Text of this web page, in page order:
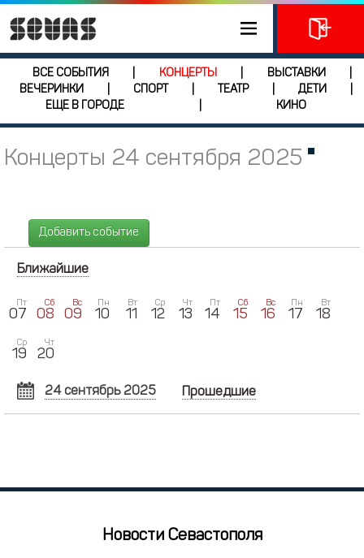
ВСЕ СОБЫТИЯ КОНЦЕРТЫ ВЫСТАВКИ
ВЕЧЕРИНКИ
СПОРТ ТЕАТР ДЕТИ
ЕЩЕ В ГОРОДЕ
КИНО
Концерты 24 сентября 2025
Добавить событие
Ближайшие
Пт
07
Сб
08
Вс
09
Пн
10
Вт
11
Ср
12
Чт
13
Пт
14
Сб
15
Вс
16
Пн
17
Вт
18
Ср
19
Чт
20
24 сентябрь 2025
СЕНТЯБРЬ 2025
8 9 10 11 12 13 14
24 25 26
Прошедшие
Новости Севастополя